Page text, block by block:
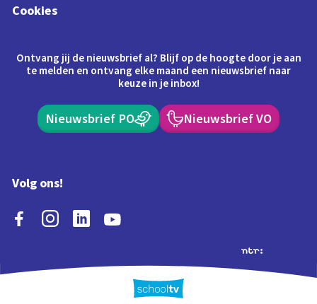
Cookies
Ontvang jij de nieuwsbrief al? Blijf op de hoogte door je aan
te melden en ontvang elke maand een nieuwsbrief naar
keuze in je inbox!
Nieuwsbrief PO Nieuwsbrief VO
Volg ons!